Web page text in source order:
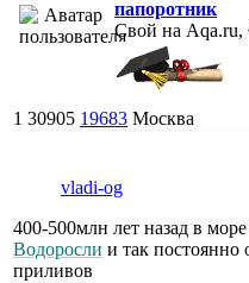
папоротник
Свой на Aqa.ru,
1 30905 19683 Москва
vladi-og
400-500млн лет назад в
Водоросли и так постоянно
приливов